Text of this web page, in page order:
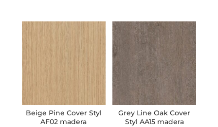
Beige Pine Cover Styl
AF02 madera
Grey Line Oak Cover
Styl AA15 madera